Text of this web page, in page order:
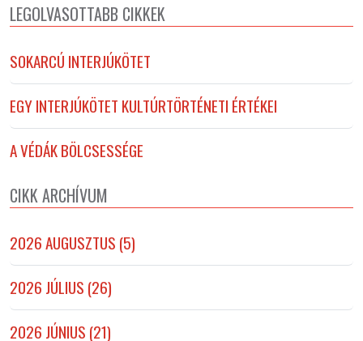
LEGOLVASOTTABB CIKKEK
SOKARCÚ INTERJÚKÖTET
EGY INTERJÚKÖTET KULTÚRTÖRTÉNETI ÉRTÉKEI
A VÉDÁK BÖLCSESSÉGE
CIKK ARCHÍVUM
2026 AUGUSZTUS (5)
2026 JÚLIUS (26)
2026 JÚNIUS (21)